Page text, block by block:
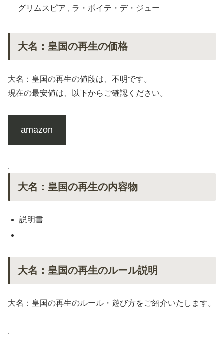
グリムスピア , ラ・ボイテ・デ・ジュー
大名：皇国の再生の価格
大名：皇国の再生の値段は、不明です。
現在の最安値は、以下からご確認ください。
amazon
.
大名：皇国の再生の内容物
説明書
大名：皇国の再生のルール説明
大名：皇国の再生のルール・遊び方をご紹介いたします。
.